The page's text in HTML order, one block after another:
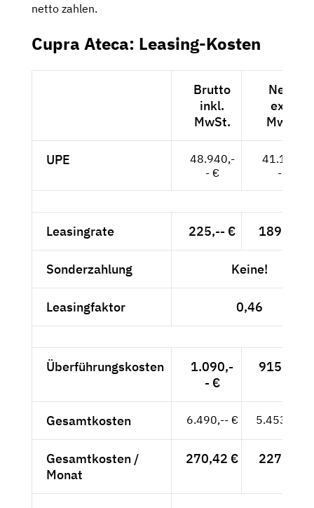
netto zahlen.
Cupra Ateca: Leasing-Kosten
Brutto
inkl.
MwSt.
Netto
exkl.
MwSt.
UPE
48.940,-
- €
41.126,-
- €
Leasingrate 225,-- € 189,08 €
Sonderzahlung Keine!
Leasingfaktor 0,46
Überführungskosten
1.090,-
- €
915,97 €
Gesamtkosten 6.490,-- € 5.453,78 €
Gesamtkosten /
Monat
270,42 € 227,24 €